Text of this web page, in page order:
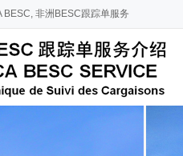
BESC, 非洲BESC跟踪单服务